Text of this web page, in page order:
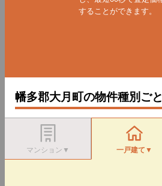
することができます。
幡多郡大月町の物件種別ご
マンション▼ 一戸建て▼